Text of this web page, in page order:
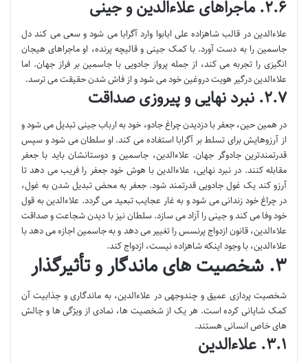
۲.۶. ماجراهای علاءالدین و جینی
علاءالدین در قالب شاهزاده علی ابابوا وارد آگرابا می شود و سعی می کند دل
جاسمین را به دست آورد. با کمک جینی و قالیچه پرنده، او ماجراهای هیجان
انگیزی را تجربه می کند، از جمله پرواز جادویی با جاسمین بر فراز جهان. اما
علاءالدین درگیر هویت دروغین خود می شود و از فاش شدن حقیقت می ترسد.
۲.۷. نبرد نهایی و پیروزی صداقت
در همین حین، جعفر با دزدیدن چراغ جادو، خود به ارباب جینی تبدیل می شود و
از آرزوهایش برای تسلط بر آگرابا استفاده می کند. او سلطان می شود و سپس
قدرتمندترین جادوگر جهان. علاءالدین، جاسمین و دوستانشان باید با جعفر
مقابله کنند. در نبرد نهایی، علاءالدین با هوش خود جعفر را فریب می دهد تا
آرزو کند یک غول جادویی قدرتمند شود. جعفر به محض تبدیل شدن به غول،
در چراغ خود زندانی می شود و به غار عجایب تبعید می گردد. علاءالدین به قول
خود وفا می کند و جینی را آزاد می سازد. سلطان نیز با دیدن شجاعت و صداقت
علاءالدین، قانون ازدواج پرنسس را تغییر می دهد و به جاسمین اجازه می دهد با
علاءالدین، با وجود اینکه شاهزاده نیست، ازدواج کند.
۳. شخصیت های ماندگار و تأثیرگذار
شخصیت پردازی عمیق و چندوجهی در علاءالدین، به ماندگاری و جذابیت آن
کمک شایانی کرده است. هر یک از شخصیت ها، نمادی از ویژگی ها و چالش
های خاص انسانی هستند.
۳.۱. علاءالدین